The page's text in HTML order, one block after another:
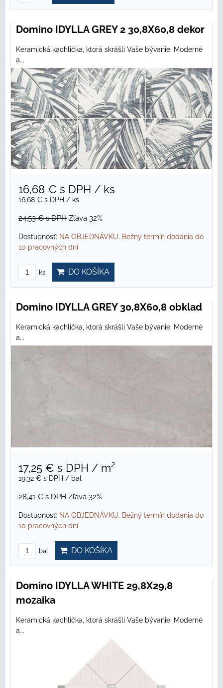
Domino IDYLLA GREY 2 30,8X60,8 dekor
Keramická kachlička, ktorá skrášli Vaše bývanie. Moderné
a...
16,68 € s DPH / ks
16,68 € s DPH / ks
24,53 €s DPH Zľava 32%
Dostupnosť: NA OBJEDNÁVKU. Bežný termín dodania do
10 pracovných dní
ks DO KOŠÍKA
Domino IDYLLA GREY 30,8X60,8 obklad
Keramická kachlička, ktorá skrášli Vaše bývanie. Moderné
a...
17,25 € s DPH / m²
19,32 € s DPH / bal
28,41 €s DPH Zľava 32%
Dostupnosť: NA OBJEDNÁVKU. Bežný termín dodania do
10 pracovných dní
bal DO KOŠÍKA
Domino IDYLLA WHITE 29,8X29,8
mozaika
Keramická kachlička, ktorá skrášli Vaše bývanie. Moderné
a...